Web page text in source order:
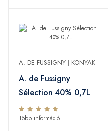
A. DE FUSSIGNY | KONYAK
A. de Fussigny
Sélection 40% 0,7L
Több információ